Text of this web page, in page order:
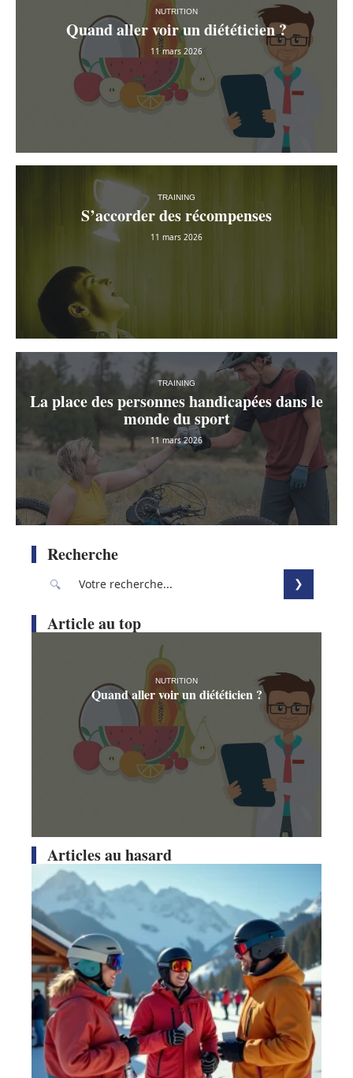
ajustements amélioreront non
seulement votreénergie, mais aussi
votre productivité et votre bien-être
général.
D'autres articles sur le site
Quand aller voir un diététicien ?
TRAINING
S’accorder des récompenses
11 mars 2026
La place des personnes handicapées dans le
Recherche
NUTRITION
Articles au hasard